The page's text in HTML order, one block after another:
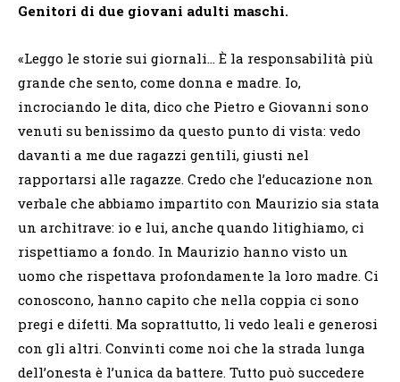
Genitori di due giovani adulti maschi.
«Leggo le storie sui giornali… È la responsabilità più
grande che sento, come donna e madre. Io,
incrociando le dita, dico che Pietro e Giovanni sono
venuti su benissimo da questo punto di vista: vedo
davanti a me due ragazzi gentili, giusti nel
rapportarsi alle ragazze. Credo che l’educazione non
verbale che abbiamo impartito con Maurizio sia stata
un architrave: io e lui, anche quando litighiamo, ci
rispettiamo a fondo. In Maurizio hanno visto un
uomo che rispettava profondamente la loro madre. Ci
conoscono, hanno capito che nella coppia ci sono
pregi e difetti. Ma soprattutto, li vedo leali e generosi
con gli altri. Convinti come noi che la strada lunga
dell’onesta è l’unica da battere. Tutto può succedere